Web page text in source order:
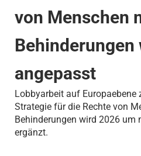
von Menschen
Behinderungen
angepasst
Lobbyarbeit auf Europaebene
Strategie für die Rechte von
Behinderungen wird 2026 um
ergänzt.